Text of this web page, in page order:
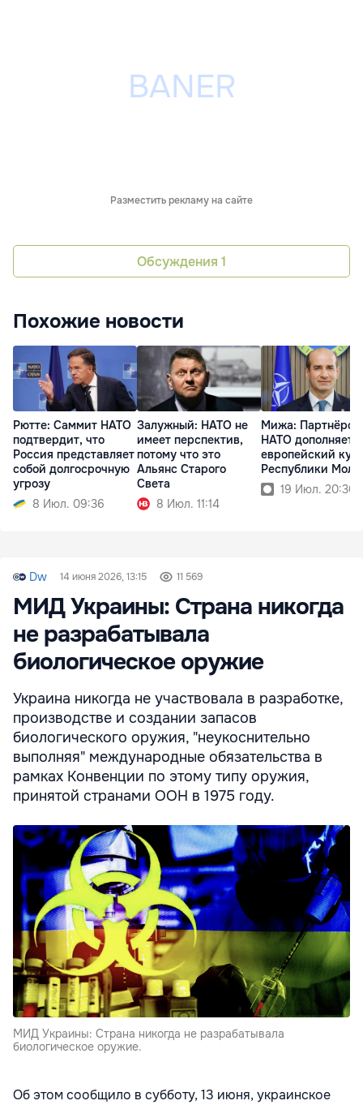
Разместить рекламу на сайте
Обсуждения 1
Похожие новости
Рютте: Саммит НАТО
подтвердит, что
Россия представляет
собой долгосрочную
угрозу
8 Июл. 09:36
Залужный: НАТО не
имеет перспектив,
потому что это
Альянс Старого
Света
8 Июл. 11:14
Мижа:
НАТО дополняет
европейский
Республики
19 Июл. 20:30
Dw 14 июня 2026, 13:15 11 569
МИД Украины: Страна никогда
не разрабатывала
биологическое оружие
Украина никогда не участвовала в разработке,
производстве и создании запасов
биологического оружия, "неукоснительно
выполняя" международные обязательства в
рамках Конвенции по этому типу оружия,
принятой странами ООН в 1975 году.
МИД Украины: Страна никогда не разрабатывала
биологическое оружие.
Об этом сообщило в субботу, 13 июня, украинское